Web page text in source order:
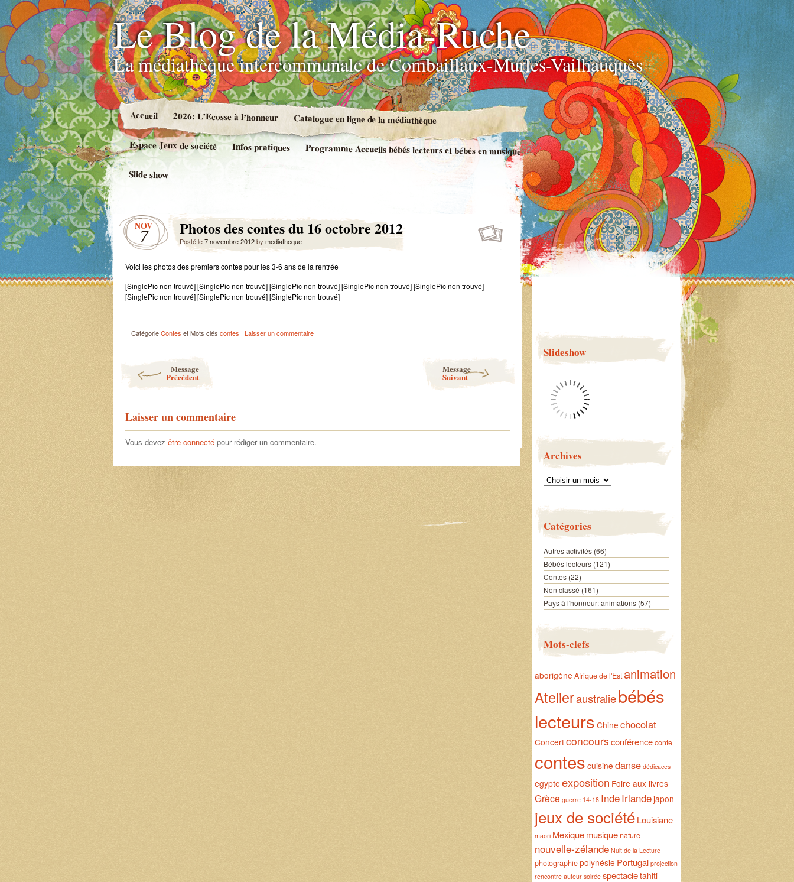
Le Blog de la Média-Ruche
La médiathèque intercommunale de Combaillaux-Murles-Vailhauquès
Accueil 2026: L’Ecosse à l’honneur Catalogue en ligne de la médiathèque
Espace Jeux de société Infos pratiques Programme Accueils bébés lecteurs et bébés en musique
Slide show
NOV
7 Photos des contes du 16 octobre 2012
Posté le7 novembre 2012by mediatheque
Voici les photos des premiers contes pour les 3-6 ans de la rentrée
[SinglePic non trouvé] [SinglePic non trouvé] [SinglePic non trouvé] [SinglePic non trouvé] [SinglePic non trouvé]
[SinglePic non trouvé] [SinglePic non trouvé] [SinglePic non trouvé]
CatégorieContes et Mots clés contes | Laisser un commentaire
Message
Précédent
Message
Suivant
Laisser un commentaire
Vous devez être connecté pour rédiger un commentaire.
Slideshow
Archives
Catégories
Autres activités(66)
Bébés lecteurs(121)
Contes(22)
Non classé (161)
Pays à l'honneur: animations(57)
Mots-clefs
aborigène Afrique de l'Est animation
Atelieraustraliebébés
lecteurs Chine chocolat
Concertconcoursconférenceconte
contes cuisine danse dédicaces
egypte exposition Foire aux livres
Grèce guerre 14-18 IndeIrlandejapon
jeux de société Louisiane
maori Mexique musiquenature
nouvelle-zélande Nuit de la Lecture
photographiepolynésie Portugal projection
rencontre auteur soirée spectacletahiti